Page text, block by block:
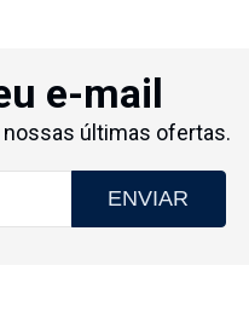
e-mail
últimas ofertas.
ENVIAR